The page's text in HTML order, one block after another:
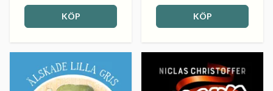
KÖP KÖP